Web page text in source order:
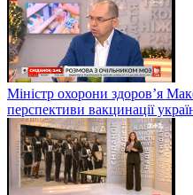
Міністр охорони здоров’я
перспективи вакцинації